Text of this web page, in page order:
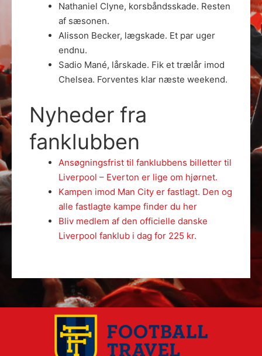
Nathaniel Clyne, korsbåndsskade. Resten
af sæsonen.
Alisson Becker, lægskade. Et par uger
endnu.
Sadio Mané, lårskade. Fik et trælår imod
Chelsea. Forventes klar næste weekend.
Nyheder fra
fanklubben
Ansøgningsfrist til fanklubbens billetter til
Liverpool – Everton er lige om hjørnet.
Kampen imod Man City er fastlagt. Den og
alle fastlagte kampe finder du her
Bliv medlem af den officielle danske
Liverpool fanklub i dag for 225 kr.